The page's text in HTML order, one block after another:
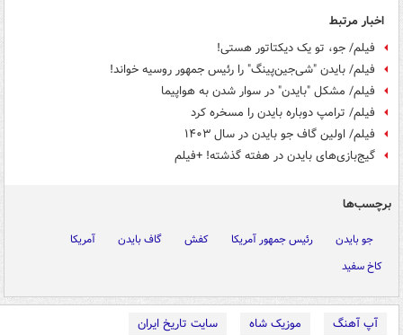
اخبار مرتبط
فیلم/ جو، تو یک دیکتاتور هستی!
فیلم/ بایدن "شی‌جین‌پینگ" را رئیس جمهور روسیه خواند!
فیلم/ مشکل "بایدن" در سوار شدن به هواپیما
فیلم/ ترامپ دوباره بایدن را مسخره کرد
فیلم/ اولین گاف جو بایدن در سال ۱۴۰۳
گیج‌بازی‌های بایدن در هفته گذشته! +فیلم
برچسب‌ها
جو بایدن رئیس جمهور آمریکا کفش گاف بایدن
آمریکا
کاخ سفید
آپ آهنگ موزیک شاه
سایت تاریخ ایران